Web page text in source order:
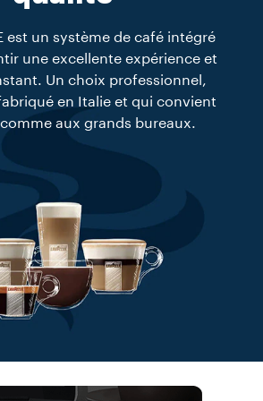
est un système de café intégré
une excellente expérience et
Un choix professionnel,
en Italie et qui convient
aux grands bureaux.